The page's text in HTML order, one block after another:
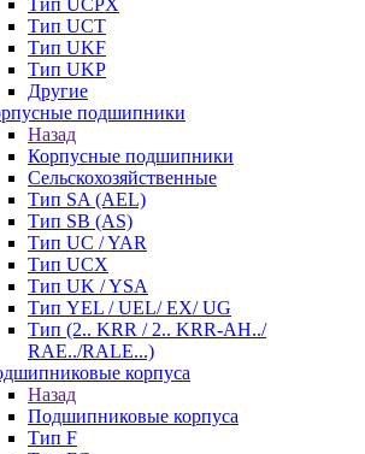
Тип UCPX
Тип UCT
Тип UKF
Тип UKP
Другие
подшипники
Назад
Корпусные подшипники
Сельскохозяйственные
Тип SA (AEL)
Тип SB (AS)
Тип UC / YAR
Тип UCX
Тип UK / YSA
Тип YEL / UEL/ EX/ UG
Тип (2.. KRR / 2.. KRR-AH../
RAE../RALE...)
корпуса
Назад
Подшипниковые корпуса
Тип F